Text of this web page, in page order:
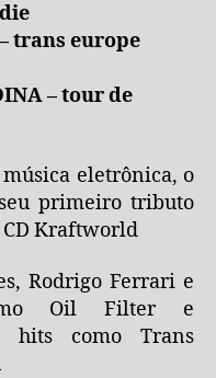
trans europe
– tour de
eletrônica, o
primeiro tributo
CD Kraftworld
Rodrigo Ferrari e
Oil Filter e
hits como Trans